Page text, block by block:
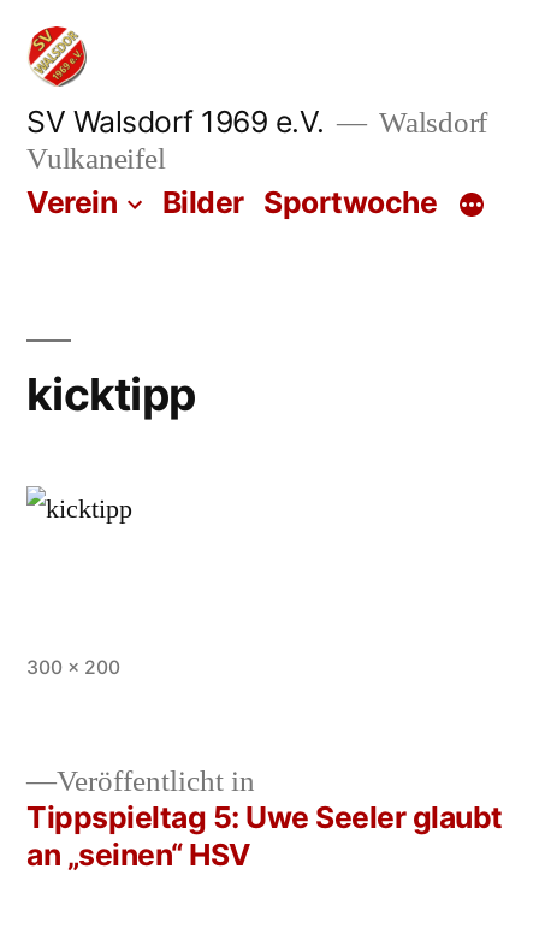
Zum
Inhalt
springen
SV Walsdorf 1969 e.V.
Walsdorf
Vulkaneifel
Verein Bilder Sportwoche
kicktipp
Vollständige
300 × 200
Beitrags-
Veröffentlicht in
Tippspieltag 5: Uwe Seeler glaubt
an „seinen“ HSV